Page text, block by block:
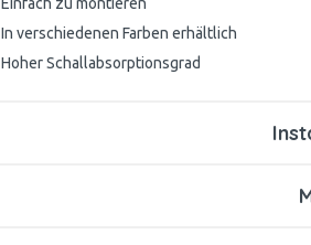
In verschiedenen Farben erhältlich
Hoher Schallabsorptionsgrad